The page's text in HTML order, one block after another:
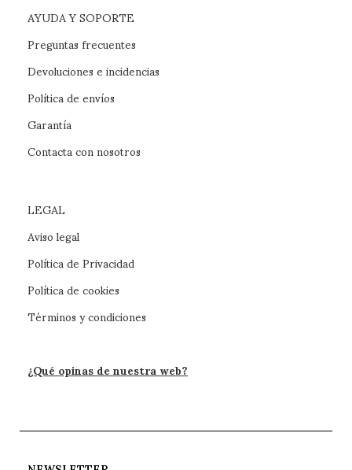
AYUDA Y SOPORTE
Preguntas frecuentes
Devoluciones e incidencias
Política de envíos
Garantía
Contacta con nosotros
LEGAL
Aviso legal
Política de Privacidad
Política de cookies
Términos y condiciones
¿Qué opinas de nuestra web?